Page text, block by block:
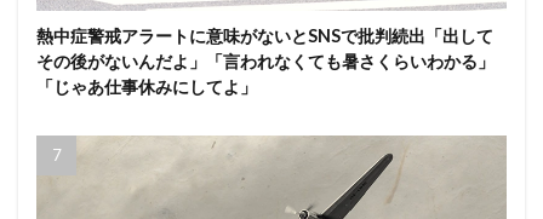
熱中症警戒アラートに意味がないとSNSで批判続出「出して
その後がないんだよ」「言われなくても暑さくらいわかる」
「じゃあ仕事休みにしてよ」